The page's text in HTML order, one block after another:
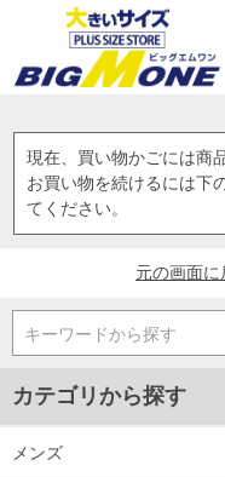
現在、買い物かごには商
お買い物を続けるには下
てください。
元の画面に
キーワードから探す
カテゴリから探す
メンズ